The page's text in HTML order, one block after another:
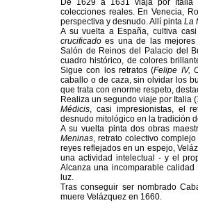
De 1629 a 1631 viaja por Italia
colecciones reales. En Venecia,
perspectiva y desnudo. Allí pinta La
A su vuelta a España, cultiva
crucificado es una de las mejores
Salón de Reinos del Palacio del
cuadro histórico, de colores
Sigue con los retratos (Felipe IV,
caballo o de caza, sin olvidar los
que trata con enorme respeto,
Realiza un segundo viaje por Italia
Médicis, casi impresionistas, el
desnudo mitológico en la tradición
A su vuelta pinta dos obras
Meninas, retrato colectivo
reyes reflejados en un espejo,
una actividad intelectual - y el
Alcanza una incomparable
luz.
Tras conseguir ser nombrado
muere Velázquez en 1660.